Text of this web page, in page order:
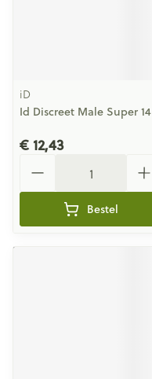
iD
Id Discreet Male Super 14
€ 12,43
Bestel